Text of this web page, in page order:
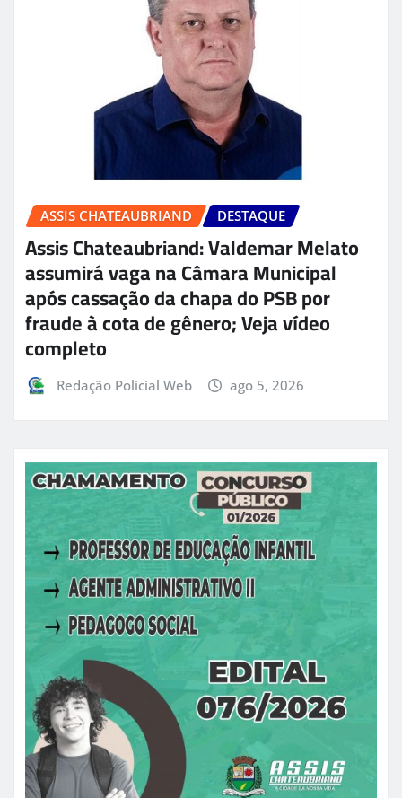
ASSIS CHATEAUBRIAND DESTAQUE
Assis Chateaubriand: Valdemar Melato
assumirá vaga na Câmara Municipal
após cassação da chapa do PSB por
fraude à cota de gênero; Veja vídeo
completo
Redação Policial Web ago 5, 2026